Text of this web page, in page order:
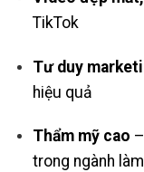
TikTok
Tư duy
hiệu quả
Thẩm mỹ cao
trong ngành